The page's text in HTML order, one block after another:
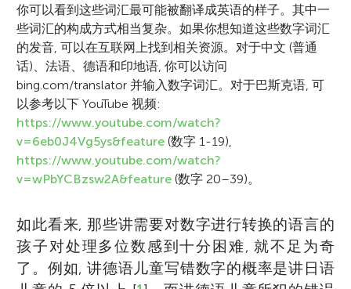
你可以看到这些词汇最可能被翻译成英语的样子。其中一
些词汇的构成方式相当复杂。如果你想知道这些数字词汇
的发音, 可以在互联网上找到相关资源。对于中文 (普通
话)、法语、德语和印地语, 你可以访问
bing.com/translator 并输入数字词汇。对于巴斯克语, 可
以参考以下 YouTube 视频:
https://www.youtube.com/watch?
v=6eb0J4Vg5ys&feature (数字 1-19),
https://www.youtube.com/watch?
v=wPbYCBzsw2A&feature (数字 20–39)。
如此看来, 那些讲需要对数字进行转换的语言的
孩子对处理多位数感到十分困难, 就不足为奇
了。例如, 讲德语儿童写错数字的概率是讲日语